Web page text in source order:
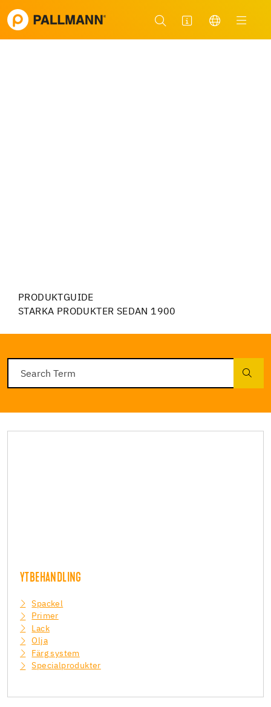
PRODUKTGUIDE
STARKA PRODUKTER SEDAN 1900
YTBEHANDLING
Spackel
Primer
Lack
Olja
Färg system
Specialprodukter